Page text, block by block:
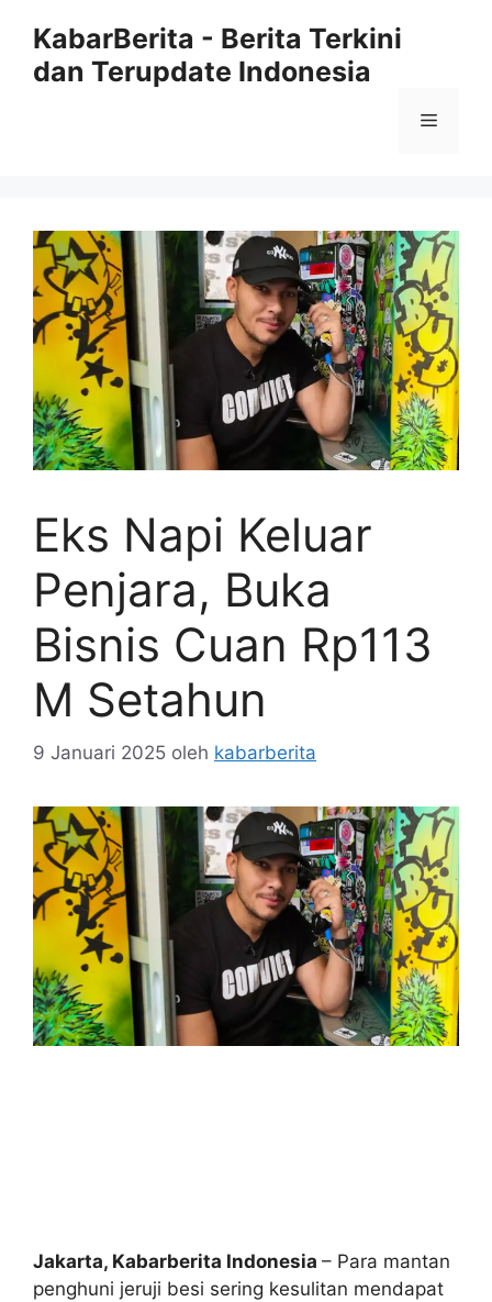
KabarBerita - Berita Terkini
dan Terupdate Indonesia
Menu
Eks Napi Keluar
Penjara, Buka
Bisnis Cuan Rp113
M Setahun
9 Januari 2025 oleh kabarberita
Jakarta, Kabarberita Indonesia – Para mantan
penghuni jeruji besi sering kesulitan mendapat